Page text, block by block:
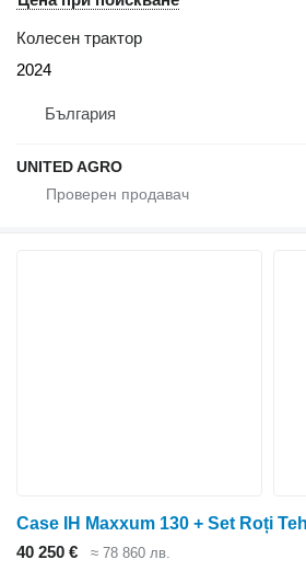
Колесен трактор
2024
България
UNITED AGRO
Case IH Maxxum 130 + Set Roți
40 250 €
≈ 78 860 лв.